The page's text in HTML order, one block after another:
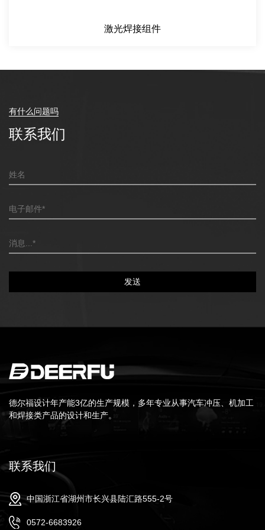
激光焊接组件
有什么问题吗
联系我们
德尔福设计年产能3亿的生产规模，多年专业从事汽车冲压、机加工
和焊接类产品的设计和生产。
联系我们
中国浙江省湖州市长兴县陆汇路555-2号
0572-6683926